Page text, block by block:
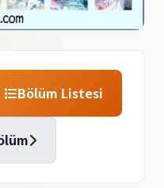
Bölüm Listesi